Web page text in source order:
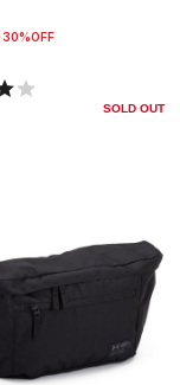
30%OFF
SOLD OUT